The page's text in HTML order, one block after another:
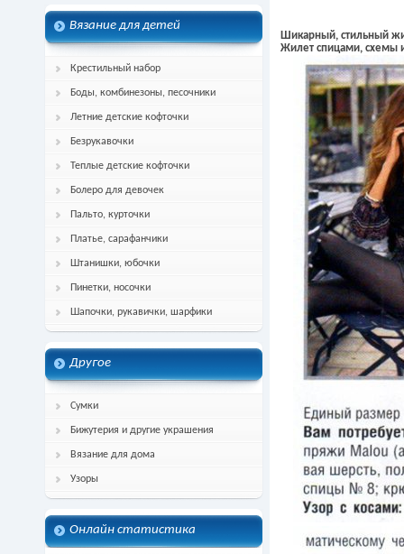
Вязание для детей
Крестильный набор
Боды, комбинезоны, песочники
Летние детские кофточки
Безрукавочки
Теплые детские кофточки
Болеро для девочек
Пальто, курточки
Платье, сарафанчики
Штанишки, юбочки
Пинетки, носочки
Шапочки, рукавички, шарфики
Другое
Сумки
Бижутерия и другие украшения
Вязание для дома
Узоры
Онлайн статистика
Шикарный, стильный
Жилет спицами, схемы